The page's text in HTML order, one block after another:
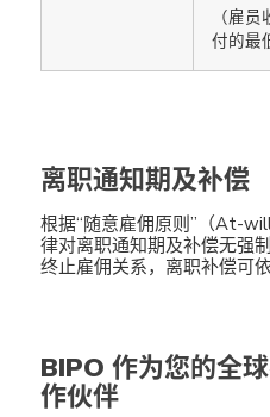
（雇
付的最
离职通知期及补偿
根据“随意雇佣原则”（At-
律对离职通知期及补偿无强
终止雇佣关系，离职补偿可
BIPO 作为您的全
作伙伴